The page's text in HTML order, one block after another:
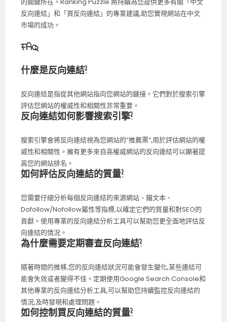
反向連結」和「買反向連結」的專業建議,助您實現網站在中文
市場的成功。
FAQ
什麼是反向連結?
反向連結是指從其他網站指向您網站的鏈接。它們對於搜索引擎
評估您網站的權威性和相關性非常重要。
反向連結如何影響搜索引擎?
搜索引擎會將反向連結視為您網站的”推薦票”,用於評估網站的權
威性和相關性。擁有更多來自高權威網站的反向連結可以顯著提
高您的網站排名。
如何評估反向連結的質量?
您需要仔細分析每個反向連結的來源網站、錨文本、
Dofollow/Nofollow屬性等指標,以確定它們的質量和對SEO的
貢獻。使用專業的反向連結分析工具可以幫助您更全面地評估反
向連結的情況。
為什麼需要定期審查反向連結?
隨著時間的推移,您的反向連結狀況可能會發生變化,某些連結可
能會失效或者變得不佳。定期使用Google Search Console和
其他專業的反向連結分析工具,可以幫助您持續監控反向連結的
情況,及時發現和處理問題。
如何控制買反向連結的質量?